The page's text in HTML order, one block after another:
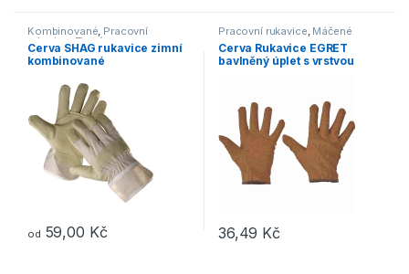
Kombinované, Pracovní
rukavice,Zimní
Cerva SHAG rukavice zimní
kombinované
od 59,00 Kč
Pracovní rukavice, Máčené
Cerva Rukavice EGRET
bavlněný úplet s vrstvou
36,49 Kč